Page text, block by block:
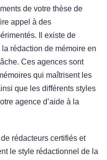
de votre thèse de
appel à des
Il existe de
rédaction de mémoire en
Ces agences sont
qui maîtrisent les
que les différents styles
agence d’aide à la
rédacteurs certifiés et
le style rédactionnel de la